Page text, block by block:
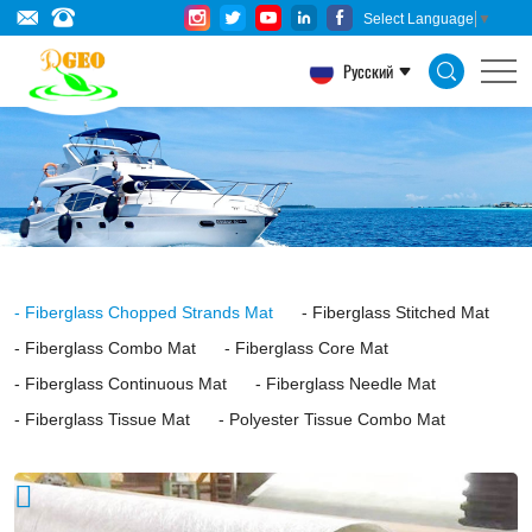
Select Language ▼
Русский
Emulsion
Chopped
Strand
Mat
is
made
randomly
distributed
chopped
E-
glass
strands
Fiberglass Chopped Strands Mat
Fiberglass Stitched Mat
Fiberglass Combo Mat
Fiberglass Core Mat
Fiberglass Continuous Mat
Fiberglass Needle Mat
Fiberglass Tissue Mat
Polyester Tissue Combo Mat